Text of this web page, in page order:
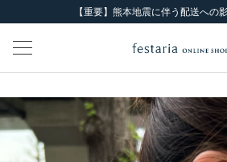
【重要】熊本地震に伴う配送への